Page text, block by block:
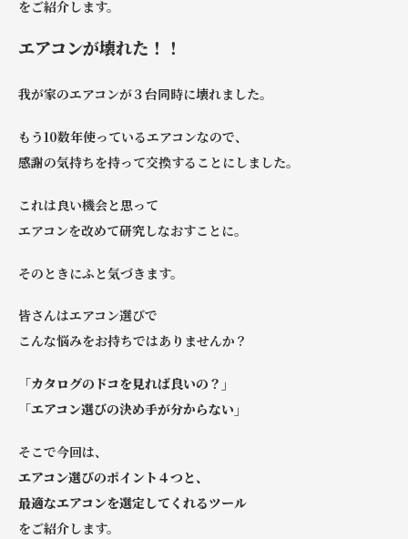
をご紹介します。
エアコンが壊れた！！
我が家のエアコンが３台同時に壊れました。
もう10数年使っているエアコンなので、
感謝の気持ちを持って交換することにしました。
これは良い機会と思って
エアコンを改めて研究しなおすことに。
そのときにふと気づきます。
皆さんはエアコン選びで
こんな悩みをお持ちではありませんか？
「カタログのドコを見れば良いの？」
「エアコン選びの決め手が分からない」
そこで今回は、
エアコン選びのポイント４つと、
最適なエアコンを選定してくれるツール
をご紹介します。